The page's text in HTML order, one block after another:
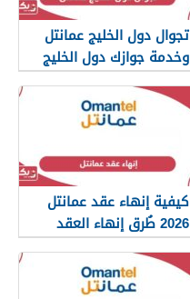
تجوال دول الخليج عمانتل
وخدمة جوازك دول الخليج
كيفية إنهاء عقد عمانتل
2026 طُرق إنهاء العقد
الصحيحة